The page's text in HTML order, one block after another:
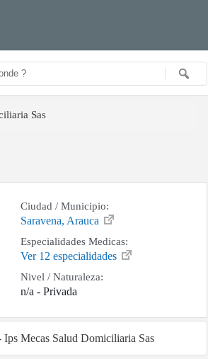
Sas
Ciudad / Municipio:
Saravena, Arauca
Especialidades Medicas:
Ver 12 especialidades
Nivel / Naturaleza:
n/a - Privada
Mecas Salud Domiciliaria Sas